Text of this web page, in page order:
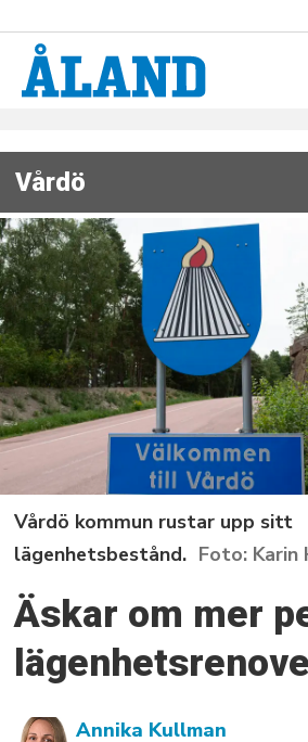
Vårdö
Vårdö kommun rustar upp sitt
lägenhetsbestånd.
Karin
Äskar om mer
Annika Kullman